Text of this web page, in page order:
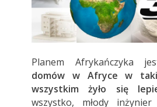
Planem Afrykańczyka
domów w Afryce w
wszystkim żyło się
wszystko, młody